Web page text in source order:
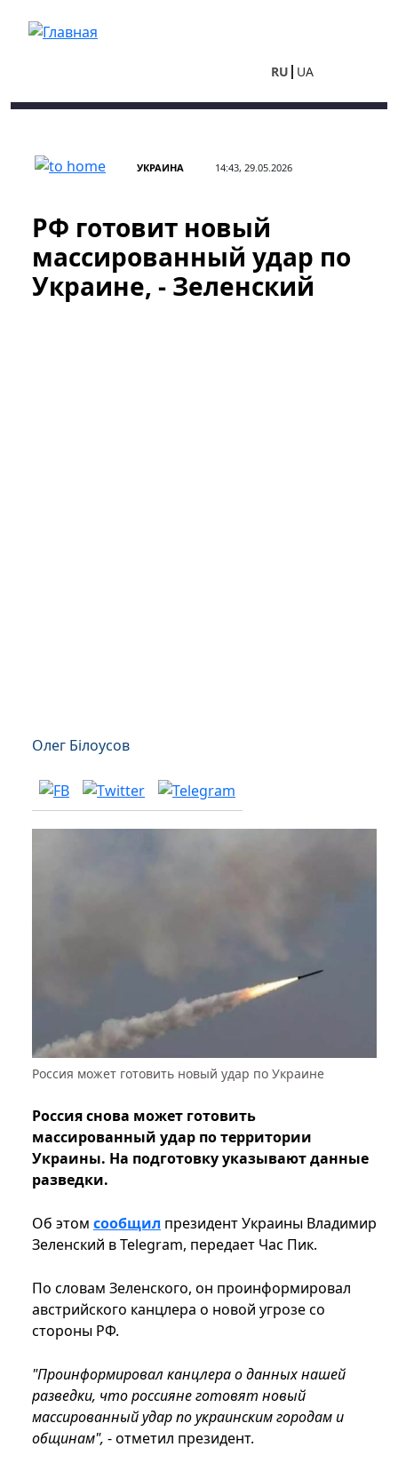
RU UA
УКРАИНА 14:43, 29.05.2026
РФ готовит новый
массированный удар по
Украине, - Зеленский
Олег Білоусов
Россия может готовить новый удар по Украине
Россия снова может готовить
массированный удар по территории
Украины. На подготовку указывают данные
разведки.
Об этом сообщил президент Украины Владимир
Зеленский в Telegram, передает Час Пик.
По словам Зеленского, он проинформировал
австрийского канцлера о новой угрозе со
стороны РФ.
"Проинформировал канцлера о данных нашей
разведки, что россияне готовят новый
массированный удар по украинским городам и
общинам", - отметил президент.